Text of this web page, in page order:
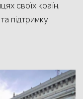
своїх країн,
підтримку